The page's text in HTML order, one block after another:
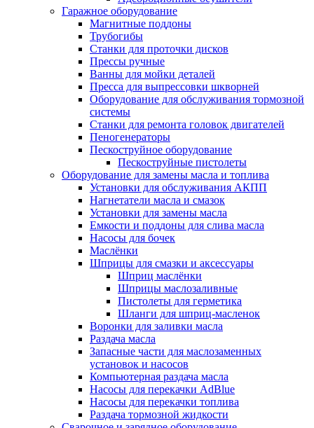
Гаражное оборудование
Магнитные поддоны
Трубогибы
Станки для проточки дисков
Прессы ручные
Ванны для мойки деталей
Пресса для выпрессовки шкворней
Оборудование для обслуживания тормозной
системы
Станки для ремонта головок двигателей
Пеногенераторы
Пескоструйное оборудование
Пескоструйные пистолеты
Оборудование для замены масла и топлива
Установки для обслуживания АКПП
Нагнетатели масла и смазок
Установки для замены масла
Емкости и поддоны для слива масла
Насосы для бочек
Маслёнки
Шприцы для смазки и аксессуары
Шприц маслёнки
Шприцы маслозаливные
Пистолеты для герметика
Шланги для шприц-масленок
Воронки для заливки масла
Раздача масла
Запасные части для маслозаменных
установок и насосов
Компьютерная раздача масла
Насосы для перекачки AdBlue
Насосы для перекачки топлива
Раздача тормозной жидкости